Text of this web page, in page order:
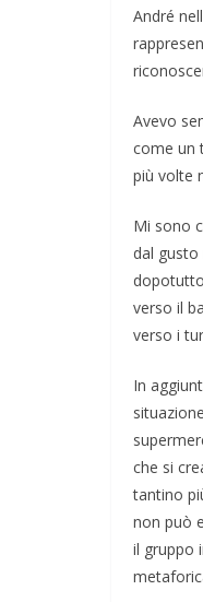
André
Avevo
come un
più volte
Mi sono
dal
verso il
verso i
In
che si
tantino
non può
il gruppo